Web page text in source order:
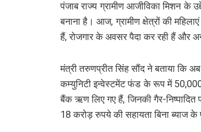
पंजाब राज्य ग्रामीण आजीविका मिशन के
बनाना है। आज, ग्रामीण क्षेत्रों की
हैं, रोजगार के अवसर पैदा कर रही हैं और
मंत्री तरुणप्रीत सिंह सौंद ने बताया कि
कम्युनिटी इन्वेस्टमेंट फंड के रूप में
बैंक ऋण लिए गए हैं, जिनकी गैर-निष्पादित
18 करोड़ रुपये की सहायता बिना ब्याज के